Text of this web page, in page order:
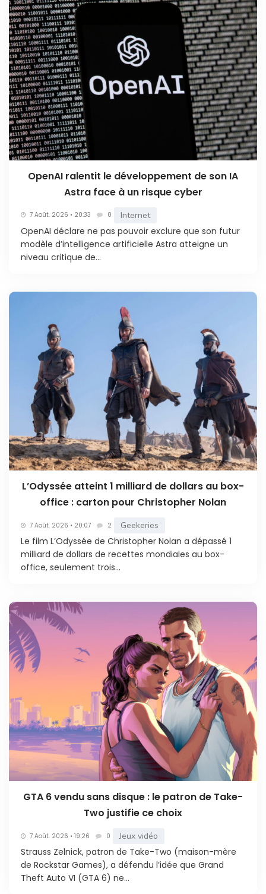
OpenAI ralentit le développement de son IA
Astra face à un risque cyber
7 Août. 2026 • 20:33 0 Internet
OpenAI déclare ne pas pouvoir exclure que son futur
modèle d’intelligence artificielle Astra atteigne un
niveau critique de...
L’Odyssée atteint 1 milliard de dollars au box-
office : carton pour Christopher Nolan
7 Août. 2026 • 20:07 2 Geekeries
Le film L’Odyssée de Christopher Nolan a dépassé 1
milliard de dollars de recettes mondiales au box-
office, seulement trois...
GTA 6 vendu sans disque : le patron de Take-
Two justifie ce choix
7 Août. 2026 • 19:26 0 Jeux vidéo
Strauss Zelnick, patron de Take-Two (maison-mère
de Rockstar Games), a défendu l’idée que Grand
Theft Auto VI (GTA 6) ne...